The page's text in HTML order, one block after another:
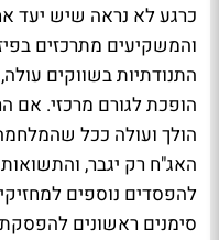
כרגע לא נראה שיש יעד
והמשקיעים מתרכזים
התנודתיות בשווקים
הופכת לגורם מרכזי. אם
הולך ועולה ככל
האג"ח רק יגבר,
להפסדים נוספים
סימנים ראשונים